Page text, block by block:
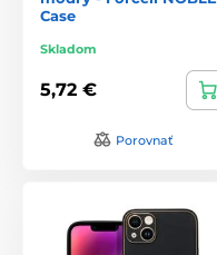
Case
Skladom
5,72 €
Porovnať